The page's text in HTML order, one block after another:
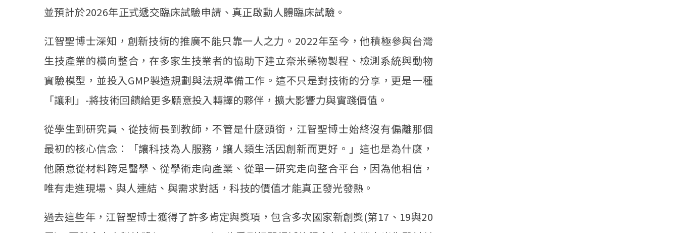
並預計於2026年正式遞交臨床試驗申請、真正啟動人體臨床試驗。
江智聖博士深知，創新技術的推廣不能只靠一人之力。2022年至今，他積極參與台灣
生技產業的橫向整合，在多家生技業者的協助下建立奈米藥物製程、檢測系統與動物
實驗模型，並投入GMP製造規劃與法規準備工作。這不只是對技術的分享，更是一種
「讓利」-將技術回饋給更多願意投入轉譯的夥伴，擴大影響力與實踐價值。
從學生到研究員、從技術長到教師，不管是什麼頭銜，江智聖博士始終沒有偏離那個
最初的核心信念：「讓科技為人服務，讓人類生活因創新而更好。」這也是為什麼，
他願意從材料跨足醫學、從學術走向產業、從單一研究走向整合平台，因為他相信，
唯有走進現場、與人連結、與需求對話，科技的價值才能真正發光發熱。
過去這些年，江智聖博士獲得了許多肯定與獎項，包含多次國家新創獎(第17、19與20